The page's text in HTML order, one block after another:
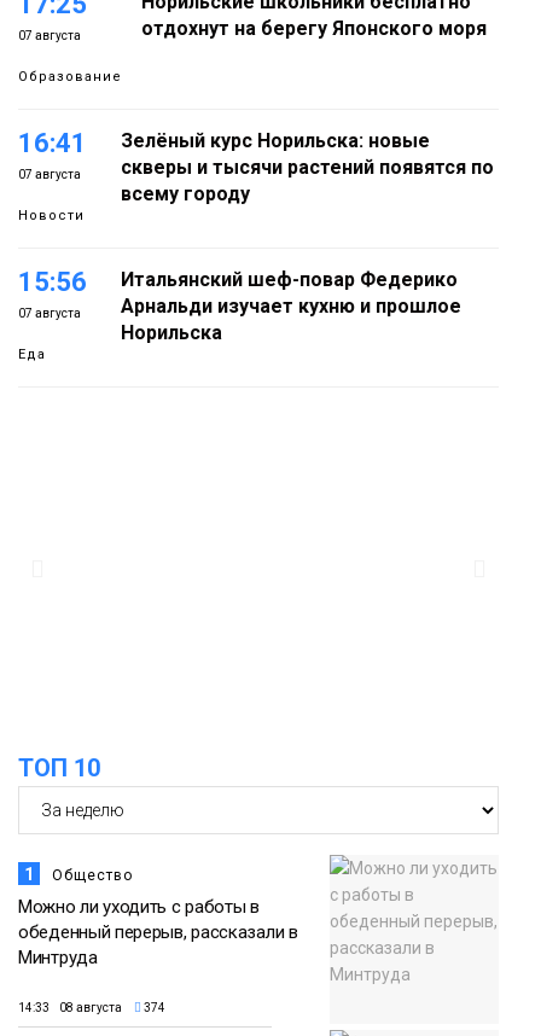
07 августа
Образование
отдохнут на берегу Японского моря
16:41
07 августа
Новости
Зелёный курс Норильска: новые
скверы и тысячи растений появятся по
всему городу
15:56
07 августа
Еда
Итальянский шеф-повар Федерико
Арнальди изучает кухню и прошлое
Норильска
Новости
ТОП 10
1 Общество
Можно ли уходить с работы в
обеденный перерыв, рассказали в
Минтруда
14:33 08 августа 374